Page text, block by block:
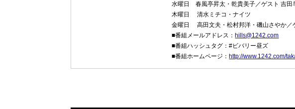
水曜日 春風亭昇太・乾貴美子／ゲスト 吉田
木曜日 清水ミチコ・ナイツ
金曜日 高田文夫・松村邦洋・磯山さやか／
■番組メールアドレス： hills@1242.com
■番組ハッシュタグ：#ビバリー昼ズ
■番組ホームページ： http://www.1242.com/